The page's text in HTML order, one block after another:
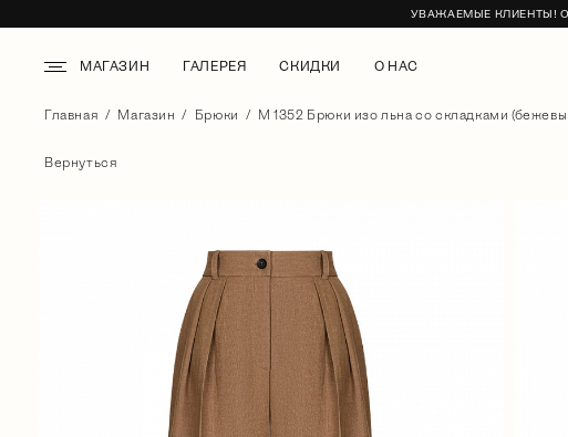
УВАЖАЕМЫЕ КЛИЕНТЫ!
МАГАЗИН ГАЛЕРЕЯ СКИДКИ О НАС
Главная Магазин Брюки М 1352 Брюки изо льна со складками
Вернуться